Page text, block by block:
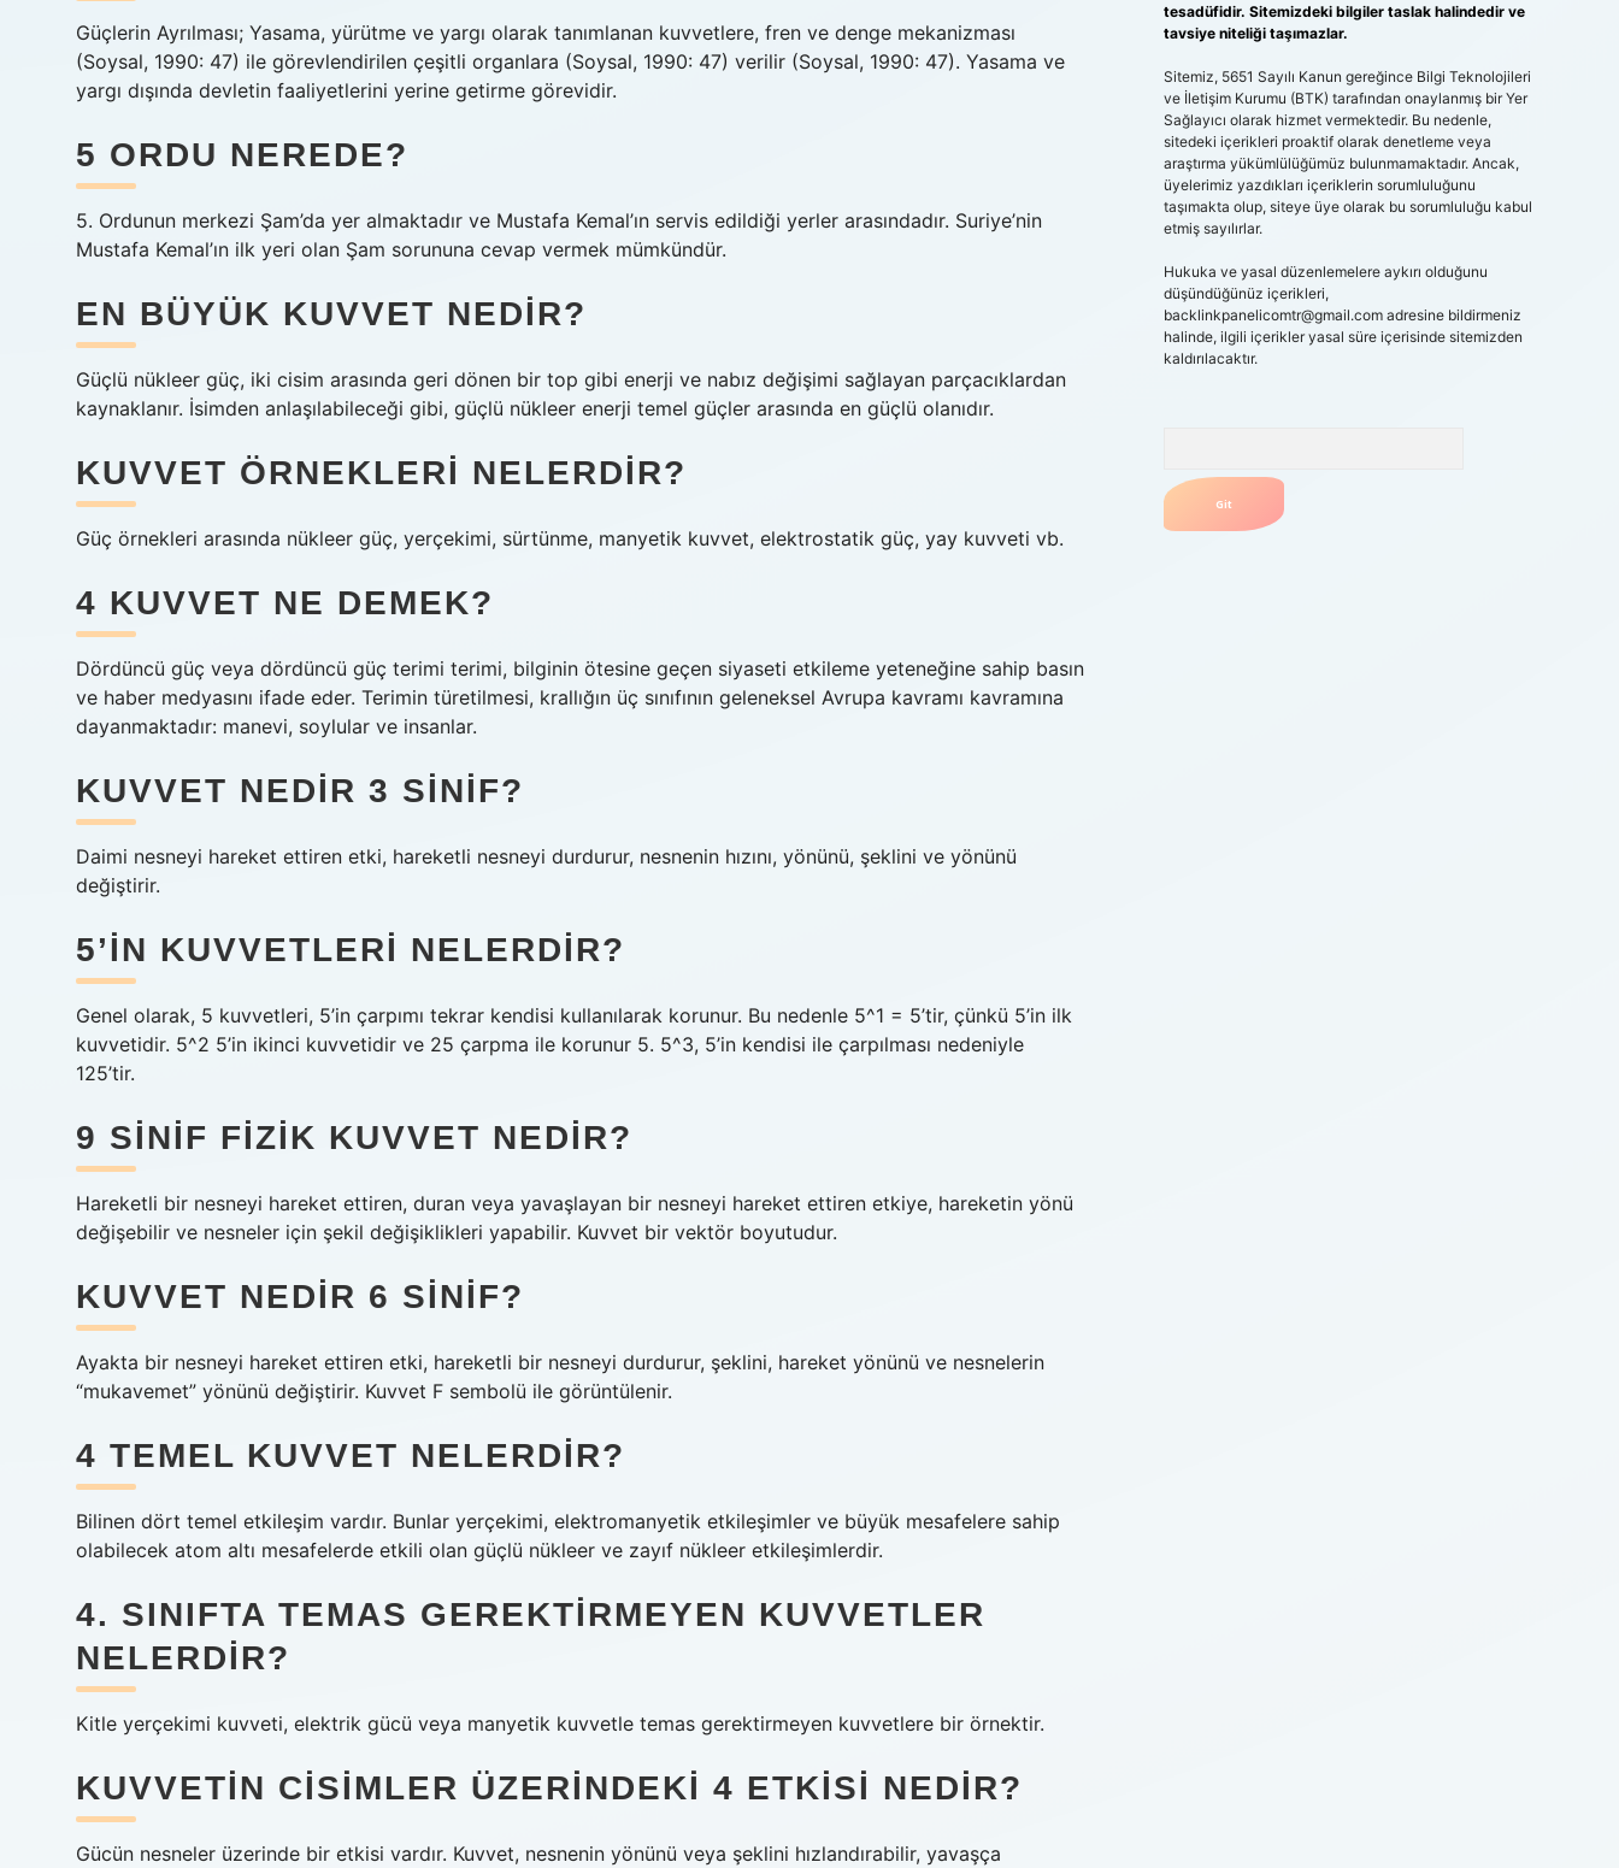
Güçlerin Ayrılması; Yasama, yürütme ve yargı olarak tanımlanan kuvvetlere, fren ve denge mekanizması
(Soysal, 1990: 47) ile görevlendirilen çeşitli organlara (Soysal, 1990: 47) verilir (Soysal, 1990: 47). Yasama ve
yargı dışında devletin faaliyetlerini yerine getirme görevidir.
5 ORDU NEREDE?
5. Ordunun merkezi Şam’da yer almaktadır ve Mustafa Kemal’ın servis edildiği yerler arasındadır. Suriye’nin
Mustafa Kemal’ın ilk yeri olan Şam sorununa cevap vermek mümkündür.
EN BÜYÜK KUVVET NEDIR?
Güçlü nükleer güç, iki cisim arasında geri dönen bir top gibi enerji ve nabız değişimi sağlayan parçacıklardan
kaynaklanır. İsimden anlaşılabileceği gibi, güçlü nükleer enerji temel güçler arasında en güçlü olanıdır.
KUVVET ÖRNEKLERI NELERDIR?
Güç örnekleri arasında nükleer güç, yerçekimi, sürtünme, manyetik kuvvet, elektrostatik güç, yay kuvveti vb.
4 KUVVET NE DEMEK?
Dördüncü güç veya dördüncü güç terimi terimi, bilginin ötesine geçen siyaseti etkileme yeteneğine sahip basın
ve haber medyasını ifade eder. Terimin türetilmesi, krallığın üç sınıfının geleneksel Avrupa kavramı kavramına
dayanmaktadır: manevi, soylular ve insanlar.
KUVVET NEDIR 3 SINIF?
Daimi nesneyi hareket ettiren etki, hareketli nesneyi durdurur, nesnenin hızını, yönünü, şeklini ve yönünü
değiştirir.
5’IN KUVVETLERI NELERDIR?
Genel olarak, 5 kuvvetleri, 5’in çarpımı tekrar kendisi kullanılarak korunur. Bu nedenle 5^1 = 5’tir, çünkü 5’in ilk
kuvvetidir. 5^2 5’in ikinci kuvvetidir ve 25 çarpma ile korunur 5. 5^3, 5’in kendisi ile çarpılması nedeniyle
125’tir.
9 SINIF FIZIK KUVVET NEDIR?
Hareketli bir nesneyi hareket ettiren, duran veya yavaşlayan bir nesneyi hareket ettiren etkiye, hareketin yönü
değişebilir ve nesneler için şekil değişiklikleri yapabilir. Kuvvet bir vektör boyutudur.
KUVVET NEDIR 6 SINIF?
Ayakta bir nesneyi hareket ettiren etki, hareketli bir nesneyi durdurur, şeklini, hareket yönünü ve nesnelerin
“mukavemet” yönünü değiştirir. Kuvvet F sembolü ile görüntülenir.
4 TEMEL KUVVET NELERDIR?
Bilinen dört temel etkileşim vardır. Bunlar yerçekimi, elektromanyetik etkileşimler ve büyük mesafelere sahip
olabilecek atom altı mesafelerde etkili olan güçlü nükleer ve zayıf nükleer etkileşimlerdir.
4. SINIFTA TEMAS GEREKTIRMEYEN KUVVETLER
NELERDIR?
Kitle yerçekimi kuvveti, elektrik gücü veya manyetik kuvvetle temas gerektirmeyen kuvvetlere bir örnektir.
KUVVETIN CISIMLER ÜZERINDEKI 4 ETKISI NEDIR?
Gücün nesneler üzerinde bir etkisi vardır. Kuvvet, nesnenin yönünü veya şeklini hızlandırabilir, yavaşça
tesadüfidir. Sitemizdeki bilgiler taslak halindedir ve
tavsiye niteliği taşımazlar.
Sitemiz, 5651 Sayılı Kanun gereğince Bilgi Teknolojileri
ve İletişim Kurumu (BTK) tarafından onaylanmış bir Yer
Sağlayıcı olarak hizmet vermektedir. Bu nedenle,
sitedeki içerikleri proaktif olarak denetleme veya
araştırma yükümlülüğümüz bulunmamaktadır. Ancak,
üyelerimiz yazdıkları içeriklerin sorumluluğunu
taşımakta olup, siteye üye olarak bu sorumluluğu kabul
etmiş sayılırlar.
Hukuka ve yasal düzenlemelere aykırı olduğunu
düşündüğünüz içerikleri,
backlinkpanelicomtr@gmail.comadresine bildirmeniz
halinde, ilgili içerikler yasal süre içerisinde sitemizden
kaldırılacaktır.